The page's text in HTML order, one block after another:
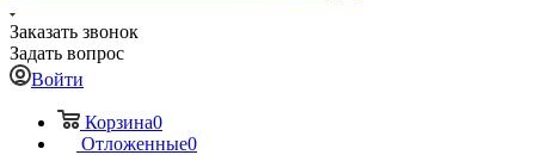
Заказать звонок
Задать вопрос
Войти
Корзина0
Отложенные0